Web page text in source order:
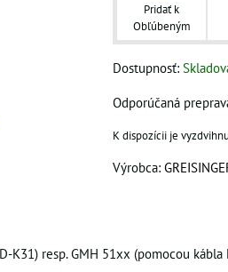
Pridať k
Obľúbeným
Dostupnosť:
Výrobca:
resp. GMH 51xx (pomocou kábla